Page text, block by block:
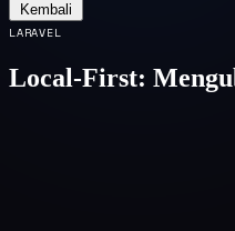
Kembali
LARAVEL
Local-First: